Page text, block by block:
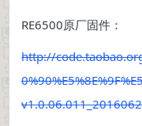
RE6500原厂固件：
http://